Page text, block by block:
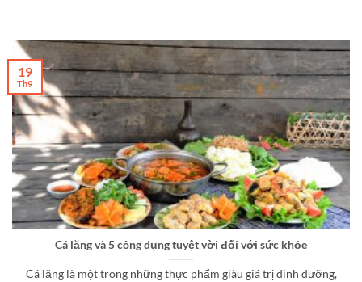
Cá lăng và 5 công dụng tuyệt vời đối với sức khỏe
Cá lăng là một trong những thực phẩm giàu giá trị dinh dưỡng,
19
Th9